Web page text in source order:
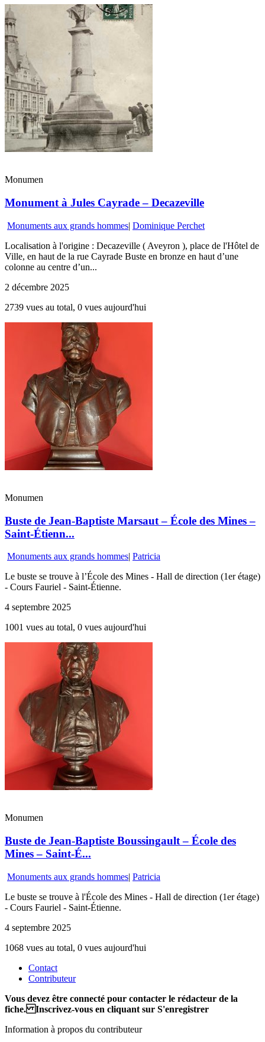
Monumen
Monument à Jules Cayrade – Decazeville
Monuments aux grands hommes| Dominique Perchet
Localisation à l'origine : Decazeville ( Aveyron ), place de l'Hôtel de
Ville, en haut de la rue Cayrade Buste en bronze en haut d’une
colonne au centre d’un...
2 décembre 2025
2739 vues au total, 0 vues aujourd'hui
Monumen
Buste de Jean-Baptiste Marsaut – École des Mines –
Saint-Étienn...
Monuments aux grands hommes| Patricia
Le buste se trouve à l’École des Mines - Hall de direction (1er étage)
- Cours Fauriel - Saint-Étienne.
4 septembre 2025
1001 vues au total, 0 vues aujourd'hui
Monumen
Buste de Jean-Baptiste Boussingault – École des
Mines – Saint-É...
Monuments aux grands hommes| Patricia
Le buste se trouve à l'École des Mines - Hall de direction (1er étage)
- Cours Fauriel - Saint-Étienne.
4 septembre 2025
1068 vues au total, 0 vues aujourd'hui
Contact
Contributeur
Vous devez être connecté pour contacter le rédacteur de la
fiche. Inscrivez-vous en cliquant sur S'enregistrer
Information à propos du contributeur